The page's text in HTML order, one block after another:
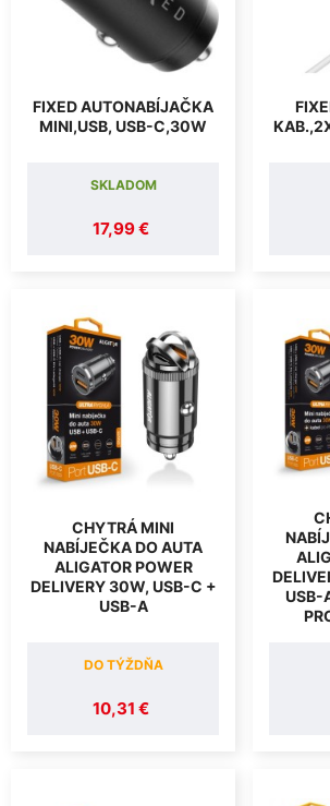
FIXED AUTONABÍJAČKA
MINI,USB, USB-C,30W
17,99 €
SKLADOM
CHYTRÁ MINI
NABÍJEČKA DO AUTA
ALIGATOR POWER
DELIVERY 30W, USB-C +
USB-A
10,31 €
DO TÝŽDŇA
USB-